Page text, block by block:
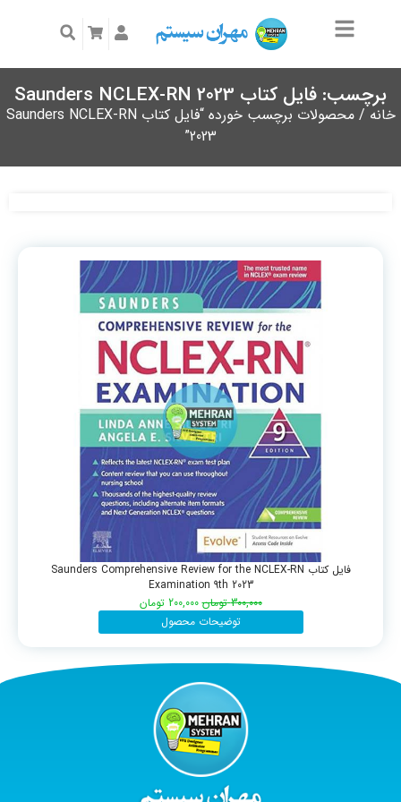
برچسب: فایل کتاب Saunders NCLEX-RN 2023
خانه
/ محصولات برچسب خورده “فایل کتاب Saunders NCLEX-RN
2023”
فایل کتاب Saunders Comprehensive Review for the NCLEX-RN
Examination 9th 2023
300,000 تومان 200,000 تومان
توضیحات محصول